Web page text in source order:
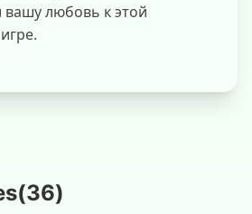
любовь к этой
(36)